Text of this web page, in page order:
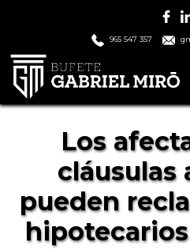
965 547 357
Los
cláusulas
pueden
hipotecarios